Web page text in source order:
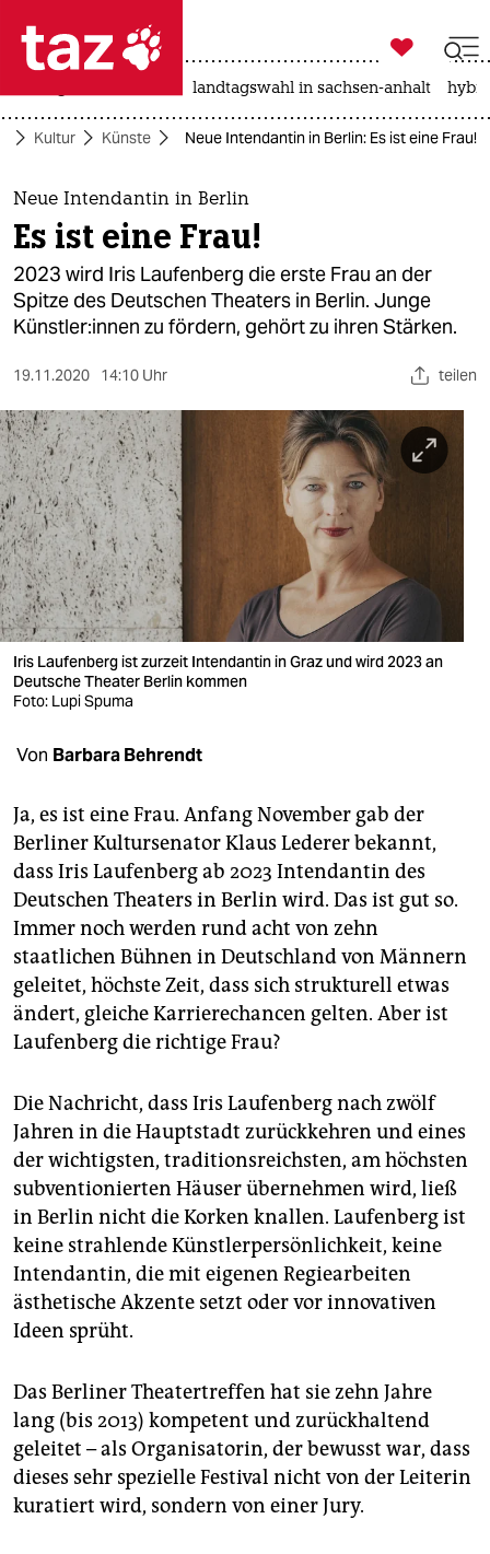
 taz zahl ich
taz zahl ich
themen
politik
öko
sport
berlin
nord
wahrheit
verlag
verlag
shop
fragen & hilfe
unterstützen
abo
genossenschaft
epaper login

taz zahl ich
landtagswahl in sachsen-anhalt
Kultur Künste Neue Intendantin in Berlin: Es ist eine Frau!
Neue Intendantin in Berlin
Es ist eine Frau!
2023 wird Iris Laufenberg die erste Frau an der
Spitze des Deutschen Theaters in Berlin. Junge
Künstler:innen zu fördern, gehört zu ihren Stärken.
19.11.2020 14:10 Uhr teilen
Iris Laufenberg ist zurzeit Intendantin in Graz und wird 2023 an
Deutsche Theater Berlin kommen
Foto: Lupi Spuma
Von Barbara Behrendt
Ja, es ist eine Frau. Anfang November gab der
Berliner Kultursenator Klaus Lederer bekannt,
dass Iris Laufenberg ab 2023 Intendantin des
Deutschen Theaters in Berlin wird. Das ist gut so.
Immer noch werden rund acht von zehn
staatlichen Bühnen in Deutschland von Männern
geleitet, höchste Zeit, dass sich strukturell etwas
ändert, gleiche Karrierechancen gelten. Aber ist
Laufenberg die richtige Frau?
Die Nachricht, dass Iris Laufenberg nach zwölf
Jahren in die Hauptstadt zurückkehren und eines
der wichtigsten, traditionsreichsten, am höchsten
subventionierten Häuser übernehmen wird, ließ
in Berlin nicht die Korken knallen. Laufenberg ist
keine strahlende Künstlerpersönlichkeit, keine
Intendantin, die mit eigenen Regiearbeiten
ästhetische Akzente setzt oder vor innovativen
Ideen sprüht.
Das Berliner Theatertreffen hat sie zehn Jahre
lang (bis 2013) kompetent und zurückhaltend
geleitet – als Organisatorin, der bewusst war, dass
dieses sehr spezielle Festival nicht von der Leiterin
kuratiert wird, sondern von einer Jury.